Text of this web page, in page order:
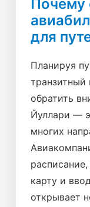
Почему
для
Планируя
транзитный
обратить
Йуллари —
многих
карту и
открывает